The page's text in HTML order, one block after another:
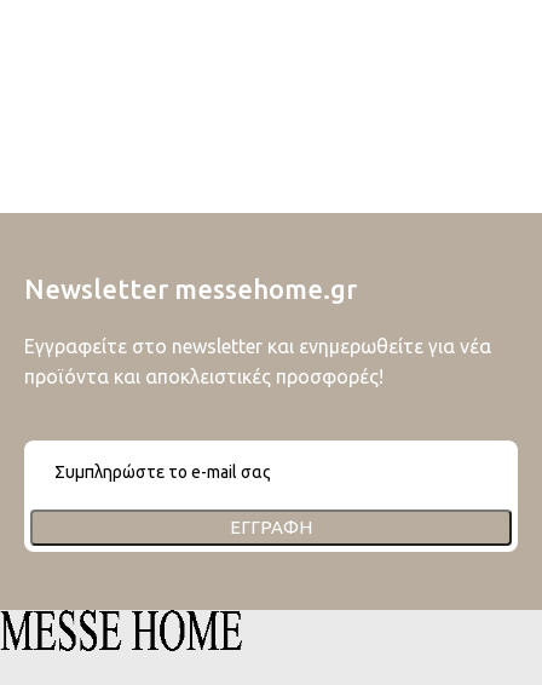
Newsletter messehome.gr
Εγγραφείτε στο newsletter και ενημερωθείτε για νέα
προϊόντα και αποκλειστικές προσφορές!
ΕΓΓΡΑΦΉ